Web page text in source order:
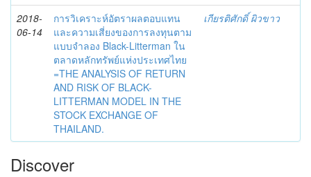
2018-
06-14
การวิเคราะห์อัตราผลตอบแทน
และความเสี่ยงของการลงทุนตาม
แบบจำลอง Black-Litterman ใน
ตลาดหลักทรัพย์แห่งประเทศไทย
=THE ANALYSIS OF RETURN
AND RISK OF BLACK-
LITTERMAN MODEL IN THE
STOCK EXCHANGE OF
THAILAND.
เกียรติศักดิ์ ผิวขาว
Discover